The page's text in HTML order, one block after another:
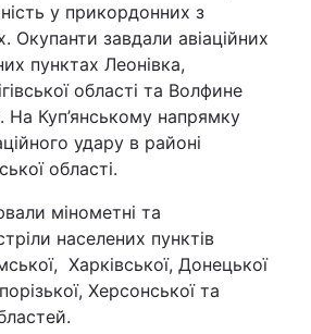
у прикордонних з
Окупанти завдали авіаційних
пунктах Леонівка,
області та Волфине
На Куп’янському напрямку
удару в районі
області.
мінометні та
населених пунктів
Харківської, Донецької
Херсонської та